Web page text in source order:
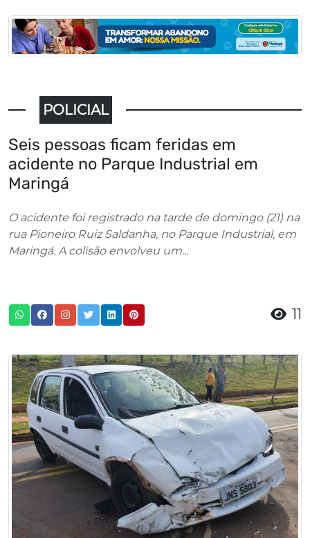
POLICIAL
Seis pessoas ficam feridas em
acidente no Parque Industrial em
Maringá
O acidente foi registrado na tarde de domingo (21) na
rua Pioneiro Ruiz Saldanha, no Parque Industrial, em
Maringá. A colisão envolveu um...
11